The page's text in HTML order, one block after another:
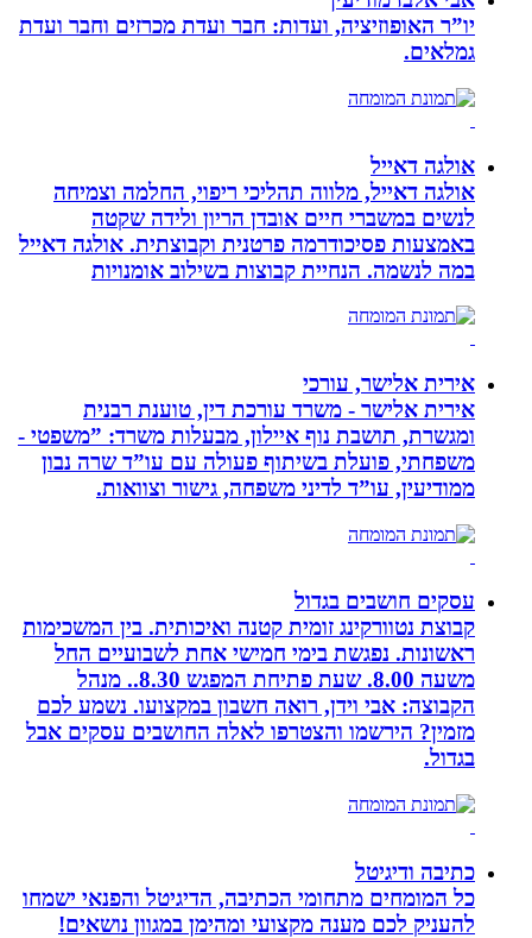
יו”ר האופוזיציה, ועדות: חבר ועדת מכרזים וחבר ועדת
גמלאים.
אולגה דאייל
אולגה דאייל, מלווה תהליכי ריפוי, החלמה וצמיחה
לנשים במשברי חיים אובדן הריון ולידה שקטה
באמצעות פסיכודרמה פרטנית וקבוצתית. אולגה דאייל
במה לנשמה. ‏הנחיית קבוצות בשילוב אומנויות‏
אירית אלישר, עורכי
אירית אלישר - משרד עורכת דין, טוענת רבנית
ומגשרת, תושבת נוף איילון, מבעלות משרד: ”משפטי -
משפחתי, פועלת בשיתוף פעולה עם עו”ד שרה נבון
ממודיעין, עו”ד לדיני משפחה, גישור וצוואות.
עסקים חושבים בגדול
קבוצת נטוורקינג זומית קטנה ואיכותית. בין המשכימות
ראשונות. נפגשת בימי חמישי אחת לשבועיים החל
משעה 8.00. שעת פתיחת המפגש 8.30.. מנהל
הקבוצה: אבי וידן, רואה חשבון במקצועו. נשמע לכם
מזמין? הירשמו והצטרפו לאלה החושבים עסקים אבל
בגדול.
כתיבה ודיגיטל
כל המומחים מתחומי הכתיבה, הדיגיטל והפנאי ישמחו
להעניק לכם מענה מקצועי ומהימן במגוון נושאים!